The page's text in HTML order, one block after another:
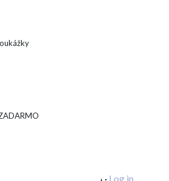
ÚDAJOV
S. KALMANOVÁ · Log in